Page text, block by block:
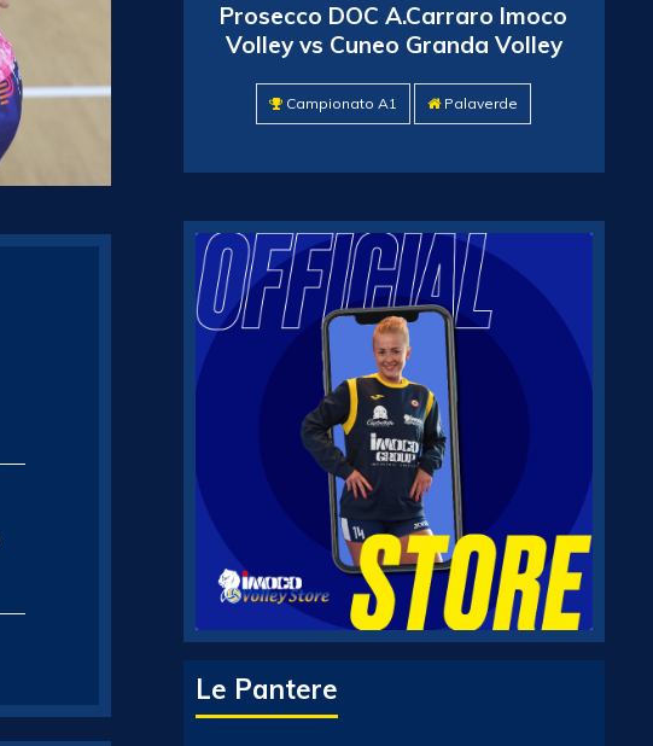
Prosecco DOC A.Carraro Imoco
Volley vs Cuneo Granda Volley
Campionato A1 Palaverde
Le Pantere